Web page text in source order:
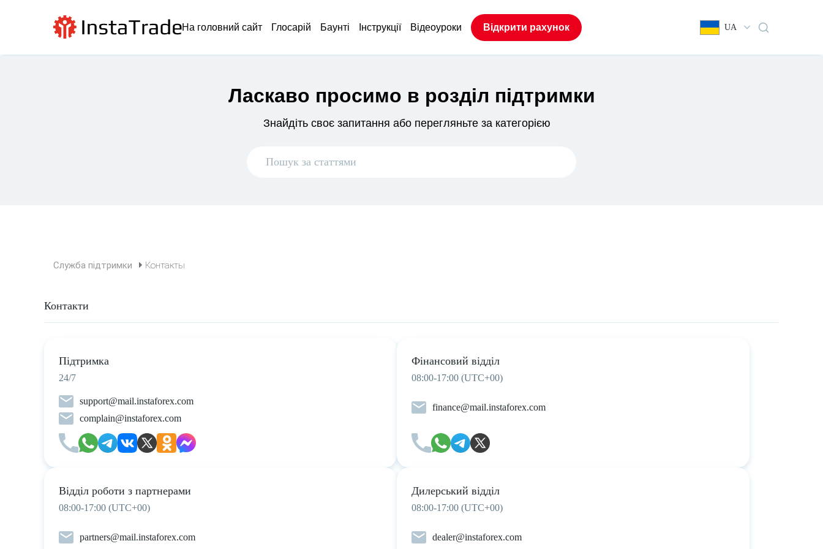
На головний сайт Глосарій Баунтi Інструкції Відеоуроки Відкрити рахунок UA
Ласкаво просимо в розділ підтримки
Знайдіть своє запитання або перегляньте за категорією
Служба підтримки Контакты
Контакти
Підтримка
24/7
support@mail.instaforex.com
complain@instaforex.com
Фінансовий відділ
08:00-17:00 (UTC+00)
finance@mail.instaforex.com
Відділ роботи з партнерами
08:00-17:00 (UTC+00)
partners@mail.instaforex.com
Дилерський відділ
08:00-17:00 (UTC+00)
dealer@instaforex.com